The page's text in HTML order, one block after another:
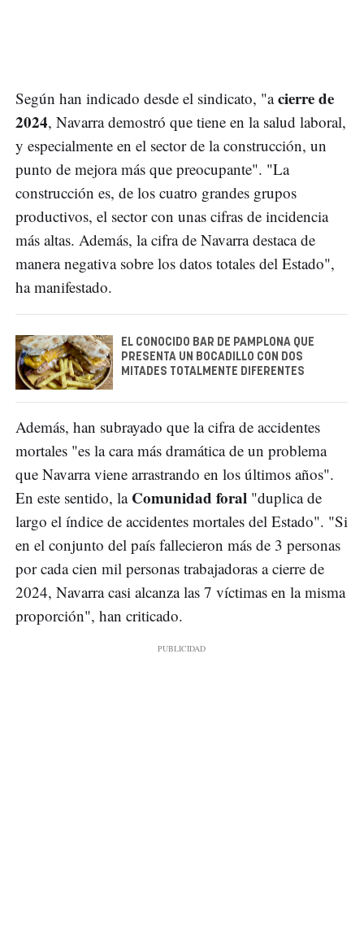
Según han indicado desde el sindicato, "acierre de
2024, Navarra demostró que tiene en la salud laboral,
y especialmente en el sector de la construcción, un
punto de mejora más que preocupante". "La
construcción es, de los cuatro grandes grupos
productivos, el sector con unas cifras de incidencia
más altas. Además, la cifra de Navarra destaca de
manera negativa sobre los datos totales del Estado",
ha manifestado.
EL CONOCIDO BAR DE PAMPLONA QUE
PRESENTA UN BOCADILLO CON DOS
MITADES TOTALMENTE DIFERENTES
Además, han subrayado que la cifra de accidentes
mortales "es la cara más dramática de un problema
que Navarra viene arrastrando en los últimos años".
En este sentido, la Comunidad foral "duplica de
largo el índice de accidentes mortales del Estado". "Si
en el conjunto del país fallecieron más de 3 personas
por cada cien mil personas trabajadoras a cierre de
2024, Navarra casi alcanza las 7 víctimas en la misma
proporción", han criticado.